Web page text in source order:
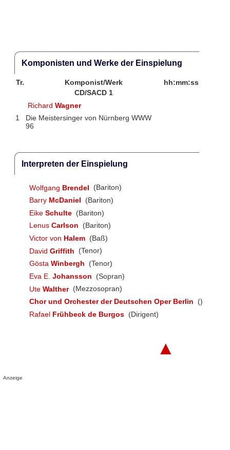
Komponisten und Werke der Einspielung
Tr. Komponist/Werk
hh:mm:ss
CD/SACD 1
RichardWagner
1
Die Meistersinger von Nürnberg WWW
96
Interpreten der Einspielung
Wolfgang Brendel
(Bariton)
Barry McDaniel
(Bariton)
Eike Schulte (Bariton)
Lenus Carlson
(Bariton)
Victor von Halem (Baß)
David Griffith
(Tenor)
Gösta Winbergh
(Tenor)
Eva E. Johansson
(Sopran)
Ute Walther (Mezzosopran)
Chor und Orchester der Deutschen Oper Berlin
()
Rafael Frühbeck de Burgos (Dirigent)
▲
Anzeige